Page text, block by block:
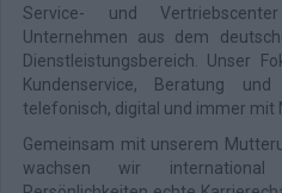
Service- und
Unternehmen aus dem
Dienstleistungsbereich. Unser
Kundenservice, Beratung
telefonisch, digital und immer mit
Gemeinsam mit unserem
wachsen wir